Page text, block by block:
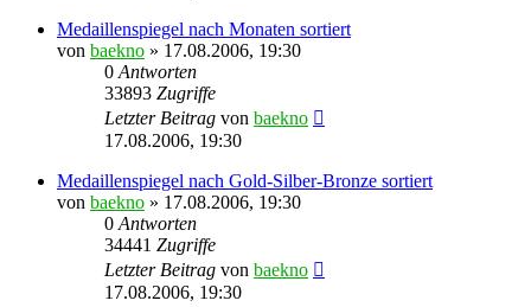
Medaillenspiegel nach Monaten sortiert
von baekno » 17.08.2006, 19:30
0 Antworten
33893 Zugriffe
Letzter Beitrag von baekno
17.08.2006, 19:30
Medaillenspiegel nach Gold-Silber-Bronze sortiert
von baekno » 17.08.2006, 19:30
0 Antworten
34441 Zugriffe
Letzter Beitrag von baekno
17.08.2006, 19:30